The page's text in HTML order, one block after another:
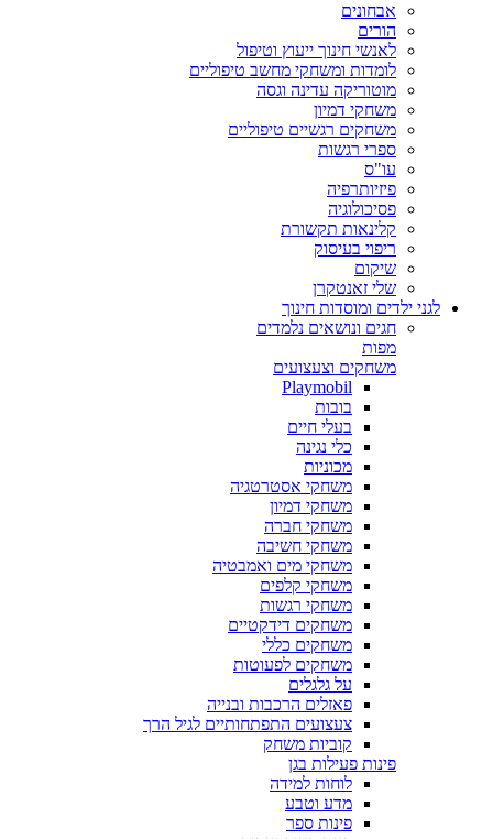
אבחונים
הורים
לאנשי חינוך ייעוץ וטיפול
לומדות ומשחקי מחשב טיפוליים
מוטוריקה עדינה וגסה
משחקי דמיון
משחקים רגשיים טיפוליים
ספרי רגשות
עו"ס
פיזיותרפיה
פסיכולוגיה
קלינאות תקשורת
ריפוי בעיסוק
שיקום
שלי זאנטקרן
לגני ילדים ומוסדות חינוך
חגים ונושאים נלמדים
מפות
משחקים וצעצועים
Playmobil
בובות
בעלי חיים
כלי נגינה
מכוניות
משחקי אסטרטגיה
משחקי דמיון
משחקי חברה
משחקי חשיבה
משחקי מים ואמבטיה
משחקי קלפים
משחקי רגשות
משחקים דידקטיים
משחקים כללי
משחקים לפעוטות
על גלגלים
פאזלים הרכבות ובנייה
צעצועים התפתחותיים לגיל הרך
קוביות משחק
פינות פעילות בגן
לוחות למידה
מדע וטבע
פינות ספר